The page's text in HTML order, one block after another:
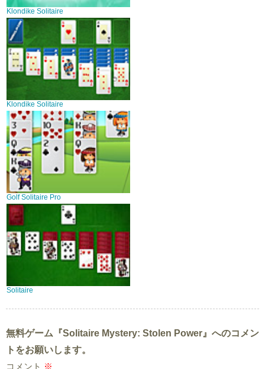
Klondike Solitaire
Klondike Solitaire
Golf Solitaire Pro
Solitaire
無料ゲーム『Solitaire Mystery: Stolen Power』へのコメン
トをお願いします。
コメント ※